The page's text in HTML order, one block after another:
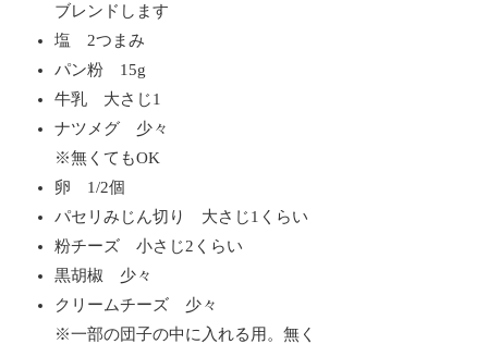
ブレンドします
塩 2つまみ
パン粉 15g
牛乳 大さじ1
ナツメグ 少々
※無くてもOK
卵 1/2個
パセリみじん切り 大さじ1くらい
粉チーズ 小さじ2くらい
黒胡椒 少々
クリームチーズ 少々
※一部の団子の中に入れる用。無く